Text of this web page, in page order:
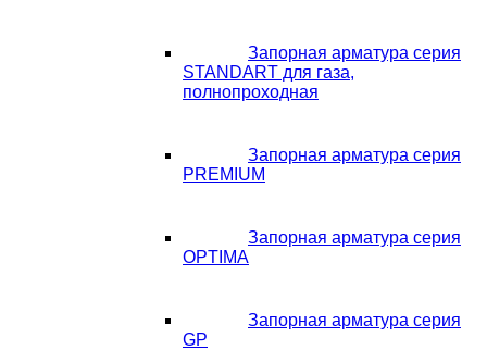
Запорная арматура серия
STANDART для газа,
полнопроходная
Запорная арматура серия
PREMIUM
Запорная арматура серия
OPTIMA
Запорная арматура серия
GP